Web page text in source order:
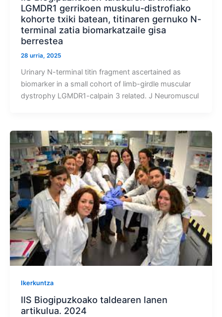
LGMDR1 gerrikoen muskulu-distrofiako
kohorte txiki batean, titinaren gernuko N-
terminal zatia biomarkatzaile gisa
berrestea
28 urria, 2025
Urinary N-terminal titin fragment ascertained as
biomarker in a small cohort of limb-girdle muscular
dystrophy LGMDR1-calpain 3 related. J Neuromuscul
Ikerkuntza
IIS Biogipuzkoako taldearen lanen
artikulua. 2024